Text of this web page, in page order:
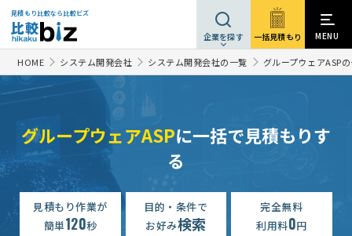
見積もり比較なら比較ビズ
企業を探す 一括見積もり MENU
HOME システム開発会社 システム開発会社の一覧 グループウェアASP
グループウェアASPに一括で見積もりす
る
見積もり作業が
簡単120秒
目的・条件で
お好み検索
完全無料
利用料0円